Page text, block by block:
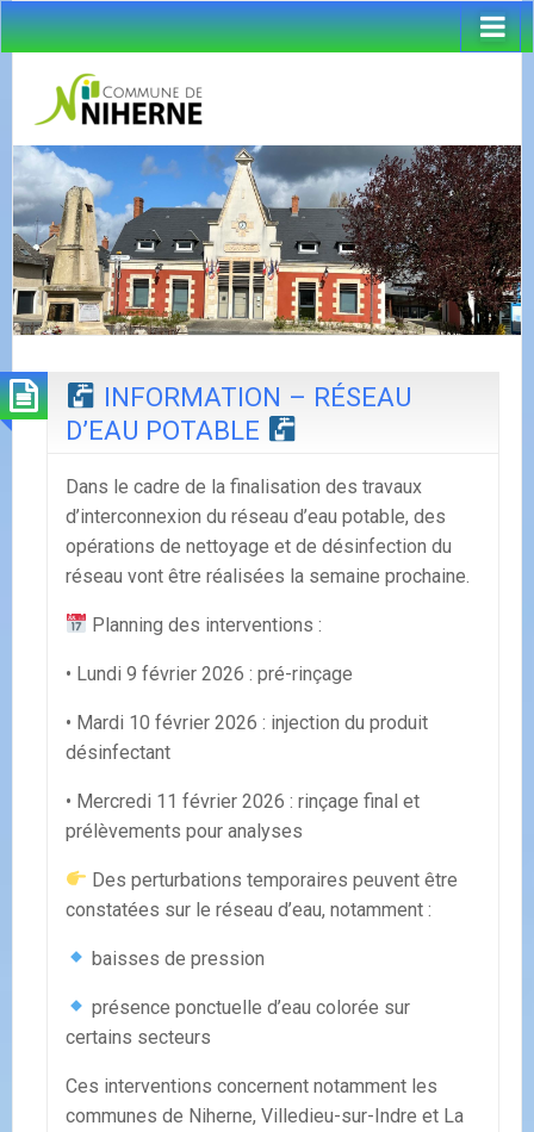
INFORMATION – RÉSEAU
D’EAU POTABLE
Dans le cadre de la finalisation des travaux
d’interconnexion du réseau d’eau potable, des
opérations de nettoyage et de désinfection du
réseau vont être réalisées la semaine prochaine.
Planning des interventions :
• Lundi 9 février 2026 : pré-rinçage
• Mardi 10 février 2026 : injection du produit
désinfectant
• Mercredi 11 février 2026 : rinçage final et
prélèvements pour analyses
Des perturbations temporaires peuvent être
constatées sur le réseau d’eau, notamment :
baisses de pression
présence ponctuelle d’eau colorée sur
certains secteurs
Ces interventions concernent notamment les
communes de Niherne, Villedieu-sur-Indre et La